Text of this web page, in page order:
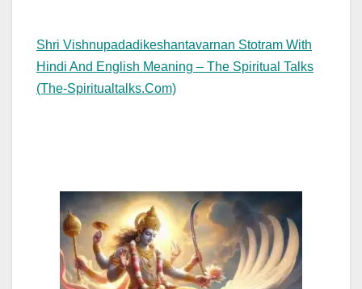
Shri Vishnupadadikeshantavarnan Stotram With
Hindi And English Meaning – The Spiritual Talks
(the-Spiritualtalks.com)